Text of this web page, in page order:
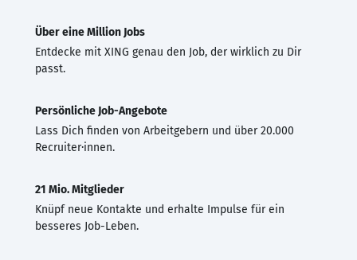
Über eine Million Jobs
Entdecke mit XING genau den Job, der wirklich zu Dir
passt.
Persönliche Job-Angebote
Lass Dich finden von Arbeitgebern und über 20.000
Recruiter·innen.
21 Mio. Mitglieder
Knüpf neue Kontakte und erhalte Impulse für ein
besseres Job-Leben.